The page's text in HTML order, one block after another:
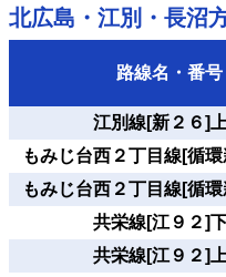
北広島・江別・長沼
路線名・番号
江別線[新２６]
もみじ台西２丁目線[循
もみじ台西２丁目線[循
共栄線[江９２]
共栄線[江９２]